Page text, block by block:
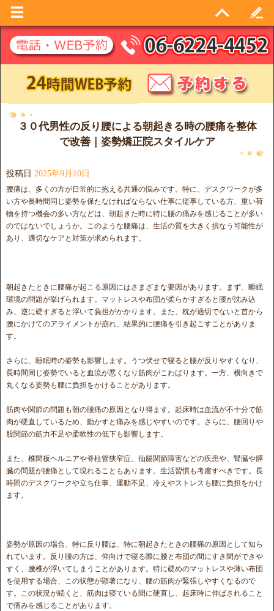
日別アーカイブ: 2025年9月10日
３０代男性の反り腰による朝起きる時の腰痛を整体
で改善｜姿勢矯正院スタイルケア
投稿日 2025年9月10日
腰痛は、多くの方が日常的に抱える共通の悩みです。特に、デスクワークが多
い方や長時間同じ姿勢を保たなければならない仕事に従事している方、重い荷
物を持つ機会の多い方などは、朝起きた時に特に腰の痛みを感じることが多い
のではないでしょうか。このような腰痛は、生活の質を大きく損なう可能性が
あり、適切なケアと対策が求められます。
朝起きたときに腰痛が起こる原因にはさまざまな要因があります。まず、睡眠
環境の問題が挙げられます。マットレスや布団が柔らかすぎると腰が沈み込
み、逆に硬すぎると浮いて負担がかかります。また、枕が適切でないと首から
腰にかけてのアライメントが崩れ、結果的に腰痛を引き起こすことがありま
す。
さらに、睡眠時の姿勢も影響します。うつ伏せで寝ると腰が反りやすくなり、
長時間同じ姿勢でいると血流が悪くなり筋肉がこわばります。一方、横向きで
丸くなる姿勢も腰に負担をかけることがあります。
筋肉や関節の問題も朝の腰痛の原因となり得ます。起床時は血流が不十分で筋
肉が硬直しているため、動かすと痛みを感じやすいのです。さらに、腰回りや
股関節の筋力不足や柔軟性の低下も影響します。
また、椎間板ヘルニアや脊柱管狭窄症、仙腸関節障害などの疾患や、腎臓や膵
臓の問題が腰痛として現れることもあります。生活習慣も考慮すべきです。長
時間のデスクワークや立ち仕事、運動不足、冷えやストレスも腰に負担をかけ
ます。
姿勢が原因の場合、特に反り腰は、特に朝起きたときの腰痛の原因として知ら
れています。反り腰の方は、仰向けで寝る際に腰と布団の間にすき間ができや
すく、腰椎が浮いてしまうことがあります。特に硬めのマットレスや薄い布団
を使用する場合、この状態が顕著になり、腰の筋肉が緊張しやすくなるので
す。この状況が続くと、筋肉は寝ている間に硬直し、起床時に伸ばされること
で痛みを感じることがあります。